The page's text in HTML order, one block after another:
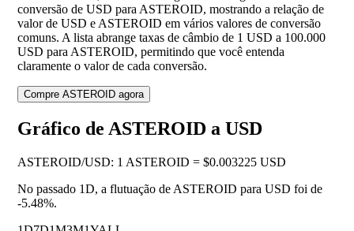
conversão de USD para ASTEROID, mostrando a relação de
valor de USD e ASTEROID em vários valores de conversão
comuns. A lista abrange taxas de câmbio de 1 USD a 100.000
USD para ASTEROID, permitindo que você entenda
claramente o valor de cada conversão.
Compre ASTEROID agora
Gráfico de ASTEROID a USD
ASTEROID/USD: 1 ASTEROID = $0.003225 USD
No passado 1D, a flutuação de ASTEROID para USD foi de
-5.48%.